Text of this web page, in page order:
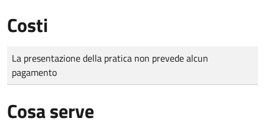
Costi
Tipo di pagamento
Importo
La presentazione della pratica non prevede alcun
pagamento
Cosa serve